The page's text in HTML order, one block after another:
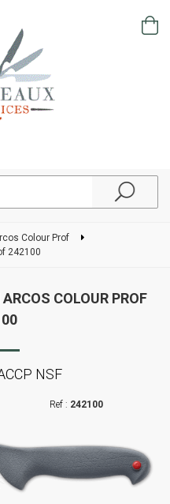
Colour Prof
242100
COLOUR PROF
NSF
242100